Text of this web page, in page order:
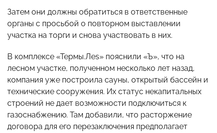
Затем они должны обратиться в ответственные
органы с просьбой о повторном выставлении
участка на торги и снова участвовать в них.
В комплексе «Термы.Лes» пояснили «Ъ», что на
лесном участке, полученном несколько лет назад,
компания уже построила сауны, открытый бассейн и
технические сооружения. Их статус некапитальных
строений не дает возможности подключиться к
газоснабжению. Там добавили, что расторжение
договора для его перезаключения предполагает